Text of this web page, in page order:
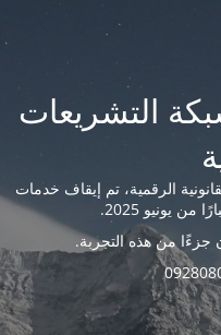
التشريعات
الرقمية، تم إيقاف خدمات
من يونيو 2025.
جزءًا من هذه التجربة.